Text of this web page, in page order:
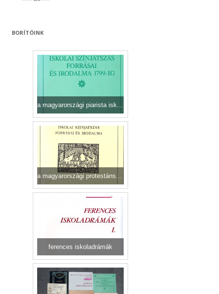
BORÍTÓINK
a magyarországi piarista iskolai színjátszás forrásai és irodalma1799-ig
a magyarországi protestáns színjátszás forrásai és irodalma
ferences iskoladrámák